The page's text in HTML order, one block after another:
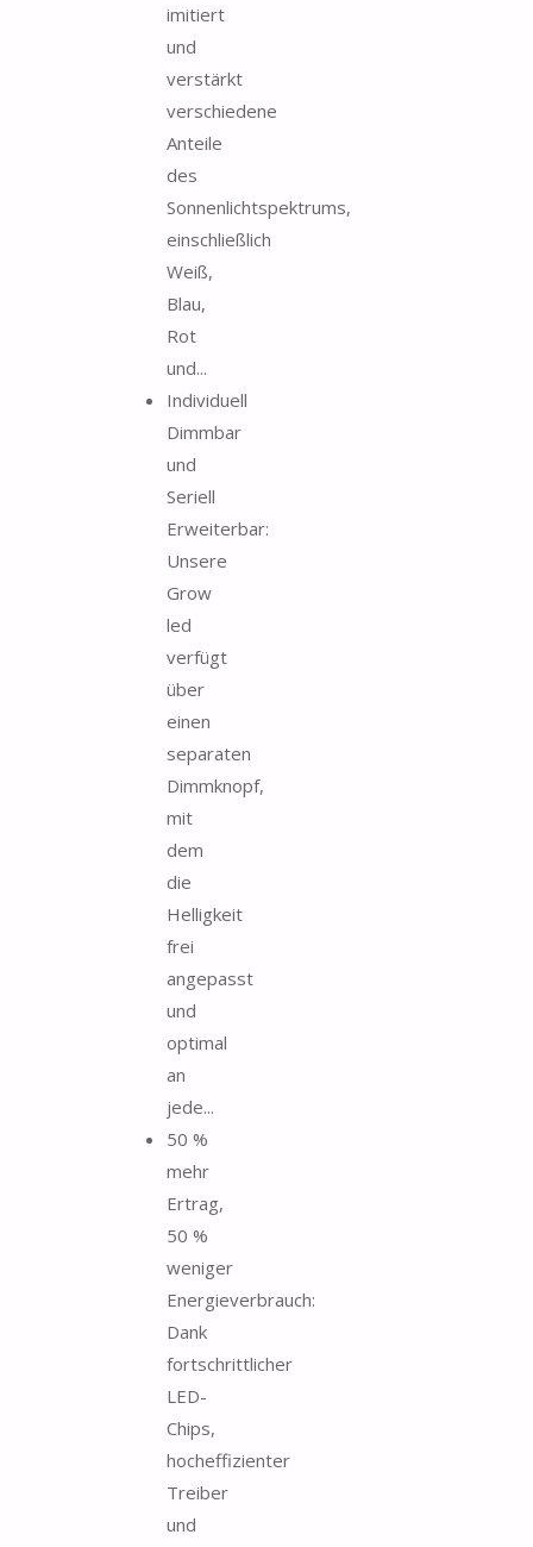
imitiert
und
verstärkt
verschiedene
Anteile
des
Sonnenlichtspektrums,
einschließlich
Weiß,
Blau,
Rot
und...
Individuell
Dimmbar
und
Seriell
Erweiterbar:
Unsere
Grow
led
verfügt
über
einen
separaten
Dimmknopf,
mit
dem
die
Helligkeit
frei
angepasst
und
optimal
an
jede...
50 %
mehr
Ertrag,
50 %
weniger
Energieverbrauch:
Dank
fortschrittlicher
LED-
Chips,
hocheffizienter
Treiber
und